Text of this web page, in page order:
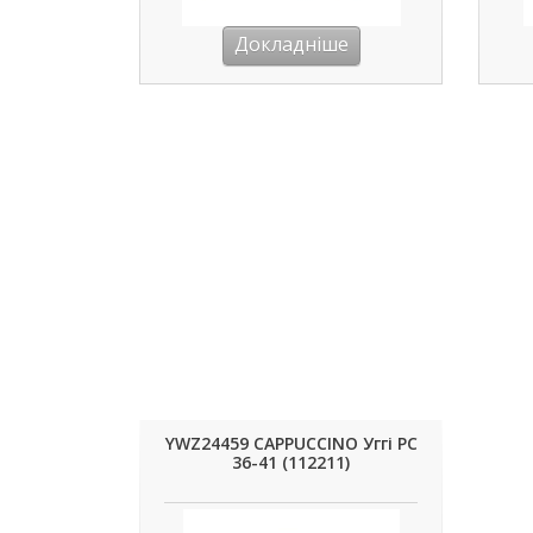
Докладніше
YWZ24459 CAPPUCCINO Уггі РС
36-41 (112211)